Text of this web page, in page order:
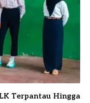
Terpantau Hingga